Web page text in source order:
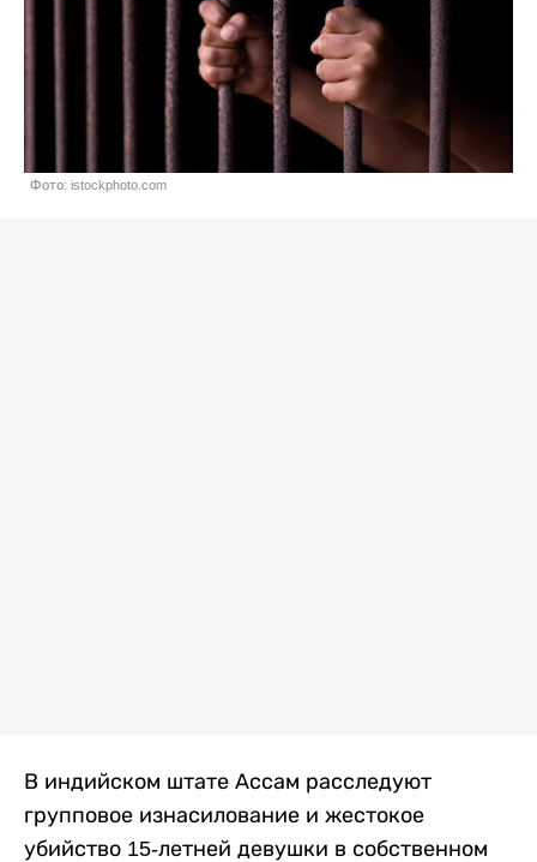
Фото: istockphoto.com
В индийском штате Ассам расследуют
групповое изнасилование и жестокое
убийство 15-летней девушки в собственном